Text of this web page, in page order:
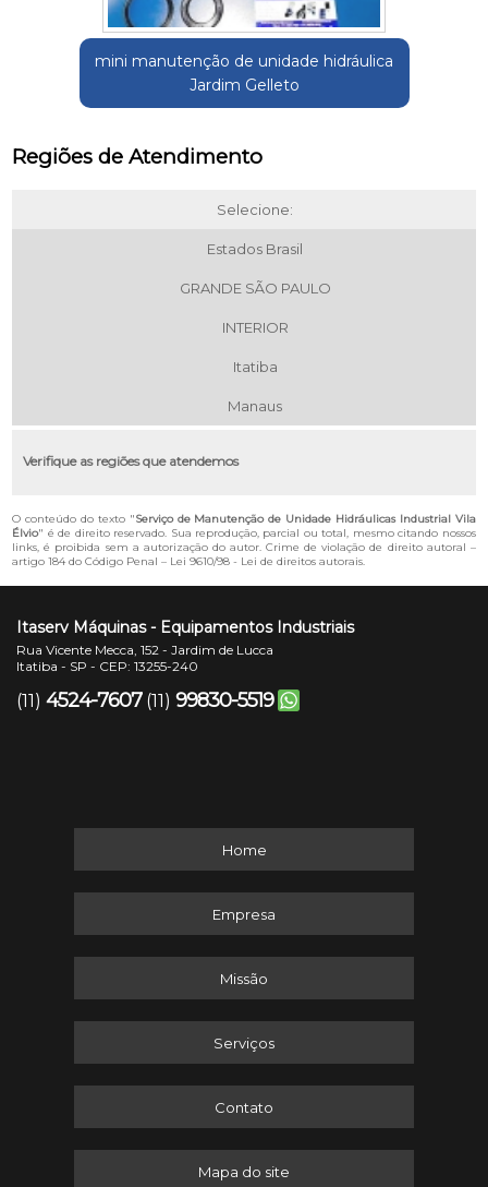
mini manutenção de unidade hidráulica
Jardim Gelleto
Regiões de Atendimento
Selecione:
Estados Brasil
GRANDE SÃO PAULO
INTERIOR
Itatiba
Manaus
Verifique as regiões que atendemos
O conteúdo do texto "Serviço de Manutenção de Unidade Hidráulicas Industrial Vila
Élvio" é de direito reservado. Sua reprodução, parcial ou total, mesmo citando nossos
links, é proibida sem a autorização do autor. Crime de violação de direito autoral –
artigo 184 do Código Penal – Lei 9610/98 - Lei de direitos autorais.
Itaserv Máquinas - Equipamentos Industriais
Rua Vicente Mecca, 152 - Jardim de Lucca
Itatiba - SP - CEP: 13255-240
(11) 4524-7607 (11) 99830-5519
Home
Empresa
Missão
Serviços
Contato
Mapa do site